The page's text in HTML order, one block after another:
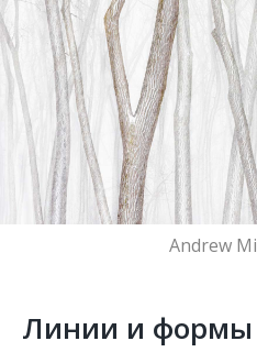
Andrew
Линии и формы